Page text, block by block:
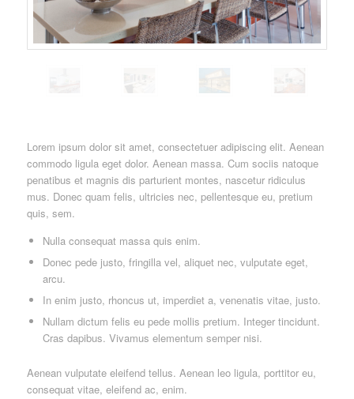
Lorem ipsum dolor sit amet, consectetuer adipiscing elit. Aenean
commodo ligula eget dolor. Aenean massa. Cum sociis natoque
penatibus et magnis dis parturient montes, nascetur ridiculus
mus. Donec quam felis, ultricies nec, pellentesque eu, pretium
quis, sem.
Nulla consequat massa quis enim.
Donec pede justo, fringilla vel, aliquet nec, vulputate eget,
arcu.
In enim justo, rhoncus ut, imperdiet a, venenatis vitae, justo.
Nullam dictum felis eu pede mollis pretium. Integer tincidunt.
Cras dapibus. Vivamus elementum semper nisi.
Aenean vulputate eleifend tellus. Aenean leo ligula, porttitor eu,
consequat vitae, eleifend ac, enim.